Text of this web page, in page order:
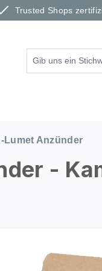
Trusted Shops
Lumet Anzünder
-